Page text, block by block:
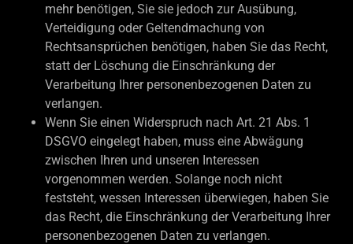
mehr benötigen, Sie sie jedoch zur Ausübung,
Verteidigung oder Geltendmachung von
Rechtsansprüchen benötigen, haben Sie das Recht,
statt der Löschung die Einschränkung der
Verarbeitung Ihrer personenbezogenen Daten zu
verlangen.
Wenn Sie einen Widerspruch nach Art. 21 Abs. 1
DSGVO eingelegt haben, muss eine Abwägung
zwischen Ihren und unseren Interessen
vorgenommen werden. Solange noch nicht
feststeht, wessen Interessen überwiegen, haben Sie
das Recht, die Einschränkung der Verarbeitung Ihrer
personenbezogenen Daten zu verlangen.